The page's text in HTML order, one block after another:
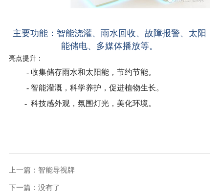
主要功能：智能浇灌、雨水回收、故障报警、太阳
能储电、多媒体播放等。
亮点提升：
- 收集储存雨水和太阳能，节约节能。
- 智能灌溉，科学养护，促进植物生长。
- 科技感外观，氛围灯光，美化环境。
上一篇： 智能导视牌
下一篇： 没有了